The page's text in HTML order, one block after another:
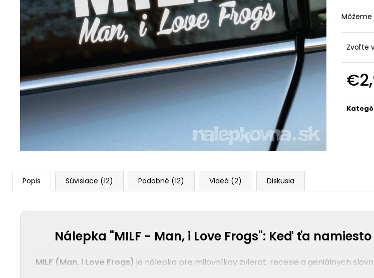
Zvoľte
cena:
Popis Súvisiace (12) Podobné (12) Videá (2) Diskusia
Nálepka "MILF - Man, i Love Frogs": Keď ťa
MILF (Man, i Love Frogs) je nálepka pre milovníkov zvierat, recesie a geniálnych